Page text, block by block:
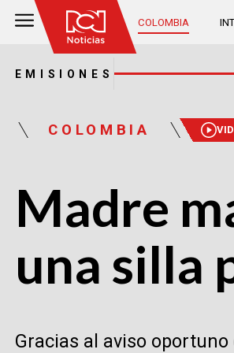
COLOMBIA
EMISIONES
COLOMBIA
Madre
una silla
Gracias al aviso